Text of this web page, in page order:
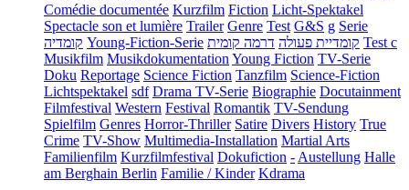
Comédie documentée Kurzfilm Fiction Licht-Spektakel
Spectacle son et lumière Trailer Genre Test G&S g Serie
קומדיה Young-Fiction-Serie קומדיית פעולה דרמה קומית
Test c
Musikfilm Musikdokumentation Young Fiction TV-Serie
Doku Reportage Science Fiction Tanzfilm Science-Fiction
Lichtspektakel sdf Drama TV-Serie Biographie Docutainment
Filmfestival Western Festival Romantik TV-Sendung
Spielfilm Genres Horror-Thriller Satire Divers History True
Crime TV-Show Multimedia-Installation Martial Arts
Familienfilm Kurzfilmfestival Dokufiction - Austellung Halle
am Berghain Berlin Familie / Kinder Kdrama